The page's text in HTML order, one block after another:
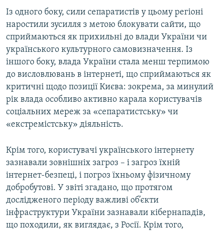
Із одного боку, сили сепаратистів у цьому регіоні
наростили зусилля з метою блокувати сайти, що
сприймаються як прихильні до влади України чи
українського культурного самовизначення. Із
іншого боку, влада України стала менш терпимою
до висловлювань в інтернеті, що сприймаються як
критичні щодо позиції Києва: зокрема, за минулий
рік влада особливо активно карала користувачів
соціальних мереж за «сепаратистську» чи
«екстремістську» діяльність.
Крім того, користувачі українського інтернету
зазнавали зовнішніх загроз – і загроз їхній
інтернет-безпеці, і погроз їхньому фізичному
добробутові. У звіті згадано, що протягом
дослідженого періоду важливі об’єкти
інфраструктури України зазнавали кібернападів,
що походили, як виглядає, з Росії. Крім того,